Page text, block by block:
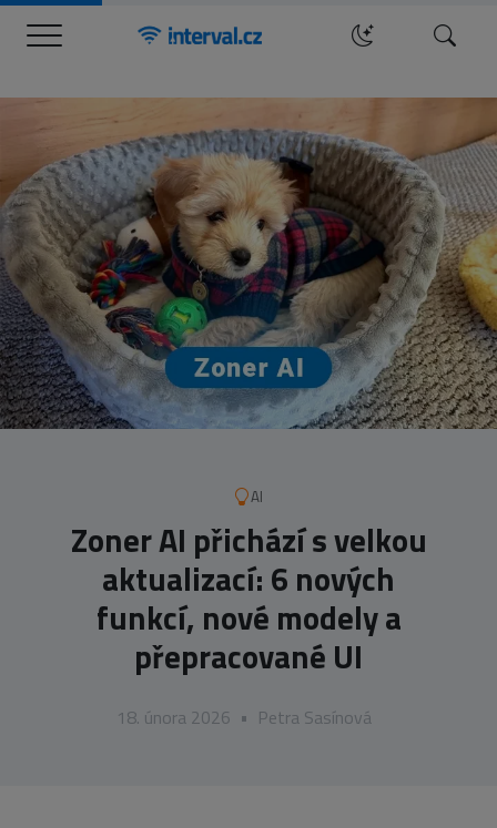
Menu Hledat
AI
Zoner AI přichází s velkou
aktualizací: 6 nových
funkcí, nové modely a
přepracované UI
18. února 2026 • Petra Sasínová